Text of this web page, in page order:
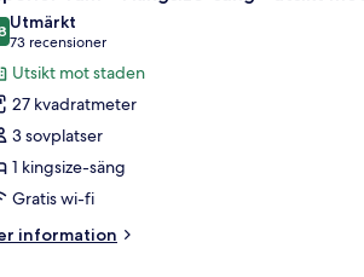
av 10
Utmärkt
73 recensioner
(73 recensioner)
Utsikt mot staden
27 kvadratmeter
3 sovplatser
1 kingsize-säng
Gratis wi-fi
information